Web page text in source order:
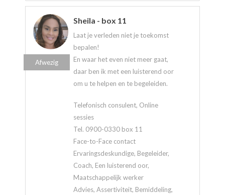
Sheila - box 11
Laat je verleden niet je toekomst
bepalen!
En waar het even niet meer gaat,
daar ben ik met een luisterend oor
om u te helpen en te begeleiden.
Telefonisch consulent, Online
sessies
Tel. 0900-0330 box 11
Face-to-Face contact
Ervaringsdeskundige, Begeleider,
Coach, Een luisterend oor,
Maatschappelijk werker
Advies, Assertiviteit, Bemiddeling,
Afwezig